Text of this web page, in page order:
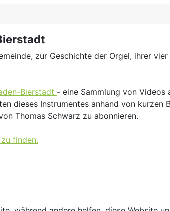
zur Geschichte der Orgel, ihrer
Bierstadt - eine Sammlung von Videos
dieses Instrumentes anhand von kurzen
Thomas Schwarz zu abonnieren.
finden.